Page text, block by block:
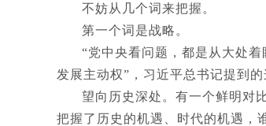
不妨从几个词来把握。
第一个词是战略。
“党中央看问题，都是从大处
发展主动权”，习近平总书记提到
望向历史深处。有一个鲜明对
把握了历史的机遇、时代的机遇，